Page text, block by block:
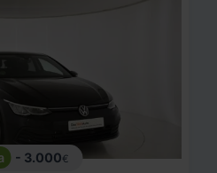
- 3.000€